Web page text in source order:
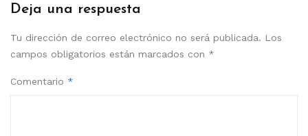
Deja una respuesta
Tu dirección de correo electrónico no será publicada. Los
campos obligatorios están marcados con *
Comentario *